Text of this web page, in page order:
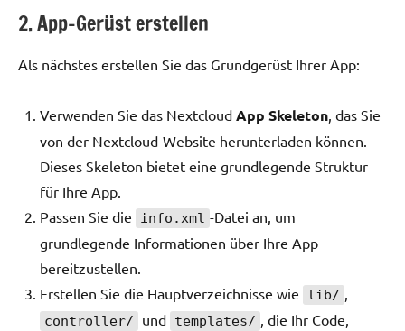
2. App-Gerüst erstellen
Als nächstes erstellen Sie das Grundgerüst Ihrer App:
Verwenden Sie das Nextcloud App Skeleton, das Sie
von der Nextcloud-Website herunterladen können.
Dieses Skeleton bietet eine grundlegende Struktur
für Ihre App.
Passen Sie die
info.xml -Datei an, um
grundlegende Informationen über Ihre App
bereitzustellen.
Erstellen Sie die Hauptverzeichnisse wie
lib/ ,
controller/ und templates/ , die Ihr Code,